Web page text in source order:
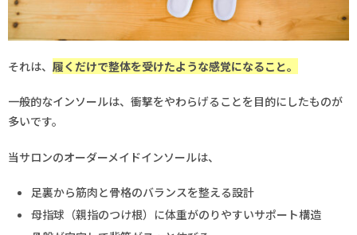
それは、 履くだけで整体を受けたような感覚になること。
一般的なインソールは、衝撃をやわらげることを目的にしたものが
多いです。
当サロンのオーダーメイドインソールは、
足裏から筋肉と骨格のバランスを整える設計
母指球（親指のつけ根）に体重がのりやすいサポート構造